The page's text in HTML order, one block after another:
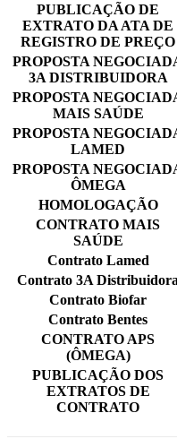
PUBLICAÇÃO DE
EXTRATO DA ATA DE
REGISTRO DE PREÇO
PROPOSTA
3A DISTRIBUIDORA
PROPOSTA
MAIS SAÚDE
PROPOSTA
LAMED
PROPOSTA
ÔMEGA
HOMOLOGAÇÃO
CONTRATO MAIS
SAÚDE
Contrato Lamed
Contrato 3A Distribuidora
Contrato Biofar
Contrato Bentes
CONTRATO APS
(ÔMEGA)
PUBLICAÇÃO DOS
EXTRATOS DE
CONTRATO